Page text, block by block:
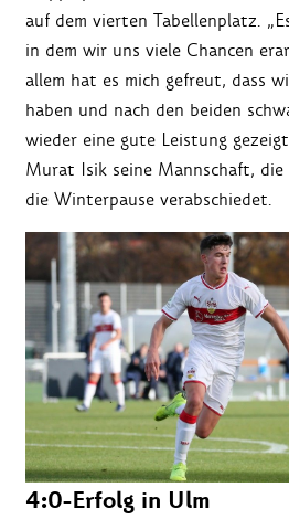
auf dem vierten Tabellenplatz.
in dem wir uns viele Chancen
allem hat es mich gefreut, dass
haben und nach den beiden
wieder eine gute Leistung
Murat Isik seine Mannschaft, die
die Winterpause verabschiedet.
4:0-Erfolg in Ulm